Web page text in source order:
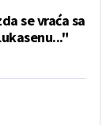
se vraća sa